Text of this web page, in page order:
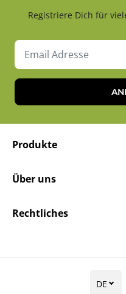
Registriere Dich für
Produkte
Über uns
Rechtliches
DE